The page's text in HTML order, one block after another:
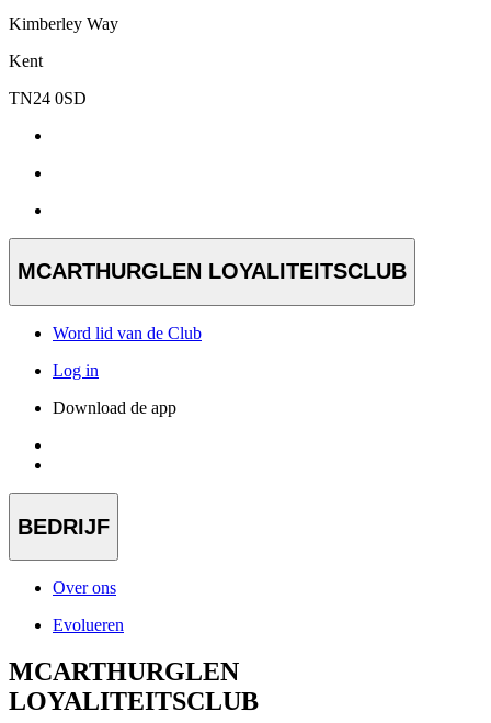
Kimberley Way
Kent
TN24 0SD
MCARTHURGLEN LOYALITEITSCLUB
Word lid van de Club
Log in
Download de app
BEDRIJF
Over ons
Evolueren
MCARTHURGLEN
LOYALITEITSCLUB